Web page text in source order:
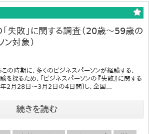
「失敗」に関する調査（20歳～59歳の
対象）
の時期に、多くのビジネスパーソンが経験する、
を探るため、「ビジネスパーソンの『失敗』に関する
2月28日～3月2日の4日間)し、全国...
続きを読む